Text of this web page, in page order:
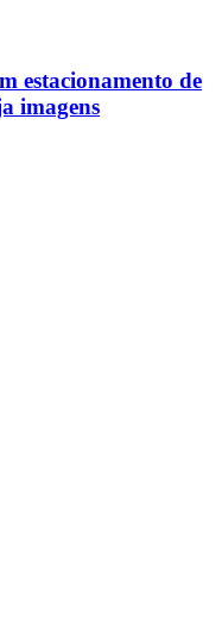
estacionamento de
imagens